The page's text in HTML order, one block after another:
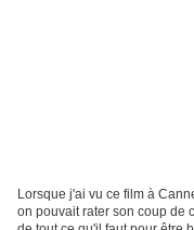
Lorsque j'ai vu ce film à
on pouvait rater son coup de